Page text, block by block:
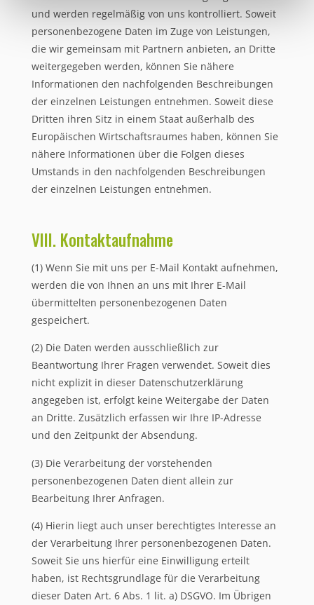
und werden regelmäßig von uns kontrolliert. Soweit
personenbezogene Daten im Zuge von Leistungen,
die wir gemeinsam mit Partnern anbieten, an Dritte
weitergegeben werden, können Sie nähere
Informationen den nachfolgenden Beschreibungen
der einzelnen Leistungen entnehmen. Soweit diese
Dritten ihren Sitz in einem Staat außerhalb des
Europäischen Wirtschaftsraumes haben, können Sie
nähere Informationen über die Folgen dieses
Umstands in den nachfolgenden Beschreibungen
der einzelnen Leistungen entnehmen.
VIII. Kontaktaufnahme
(1) Wenn Sie mit uns per E-Mail Kontakt aufnehmen,
werden die von Ihnen an uns mit Ihrer E-Mail
übermittelten personenbezogenen Daten
gespeichert.
(2) Die Daten werden ausschließlich zur
Beantwortung Ihrer Fragen verwendet. Soweit dies
nicht explizit in dieser Datenschutzerklärung
angegeben ist, erfolgt keine Weitergabe der Daten
an Dritte. Zusätzlich erfassen wir Ihre IP-Adresse
und den Zeitpunkt der Absendung.
(3) Die Verarbeitung der vorstehenden
personenbezogenen Daten dient allein zur
Bearbeitung Ihrer Anfragen.
(4) Hierin liegt auch unser berechtigtes Interesse an
der Verarbeitung Ihrer personenbezogenen Daten.
Soweit Sie uns hierfür eine Einwilligung erteilt
haben, ist Rechtsgrundlage für die Verarbeitung
dieser Daten Art. 6 Abs. 1 lit. a) DSGVO. Im Übrigen